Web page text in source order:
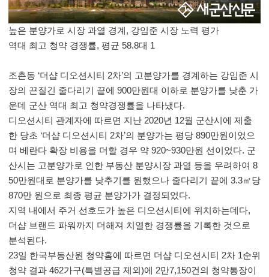
높은 분양가로 시장 과열 경계, 강임준 시장 노력 평가
역대 최고 청약 경쟁률, 평균 58.8대 1
조촌동 ‘더샵 디오션시티 2차’의 고분양가를 경계하는 강임준 시
장의 끈질긴 줄다리기 끝에 900만원대 이하로 분양가를 낮춘 가
운데 군산 역대 최고 청약경쟁률을 나타냈다.
디오션시티 관계자에 따르면 지난 2020년 12월 군산시에 제출
한 당초 ‘더샵 디오션시티 2차’의 분양가는 평당 890만원이었으
며 베란다 확장 비용을 더할 경우 약 920~930만원 선이었다. 군
산시는 고분양가로 인한 부동산 분양시장 과열 등을 우려하여 8
50만원대로 분양가를 낮추기를 원했으나 줄다리기 끝에 3.3㎡당
870만 원으로 최종 평균 분양가가 결정되었다.
지역 내에서 주거 선호도가 높은 디오션시티에 위치하는데다,
더샵 브랜드 파워까지 더해져 치열한 경쟁률을 기록한 것으로
분석된다.
23일 한국부동산원 청약홈에 따르면 더샵 디오션시티 2차 1순위
청약 결과 462가구(특별공급 제외)에 2만7,150건의 청약통장이